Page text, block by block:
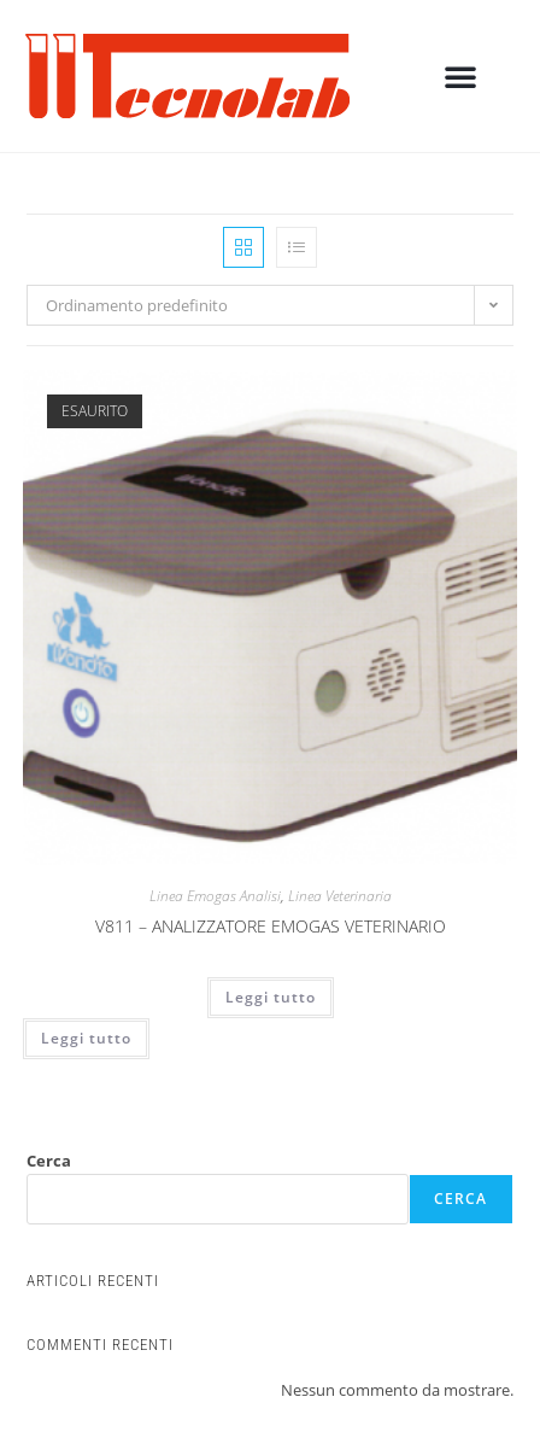
Ordinamento predefinito
ESAURITO
Linea Emogas Analisi, Linea Veterinaria
V811 – ANALIZZATORE EMOGAS VETERINARIO
Leggi tutto
Leggi tutto
Cerca
CERCA
ARTICOLI RECENTI
COMMENTI RECENTI
Nessun commento da mostrare.